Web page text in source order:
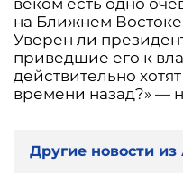
на Ближнем
Уверен ли
приведшие его к
действительно
времени назад?» —
Другие новости